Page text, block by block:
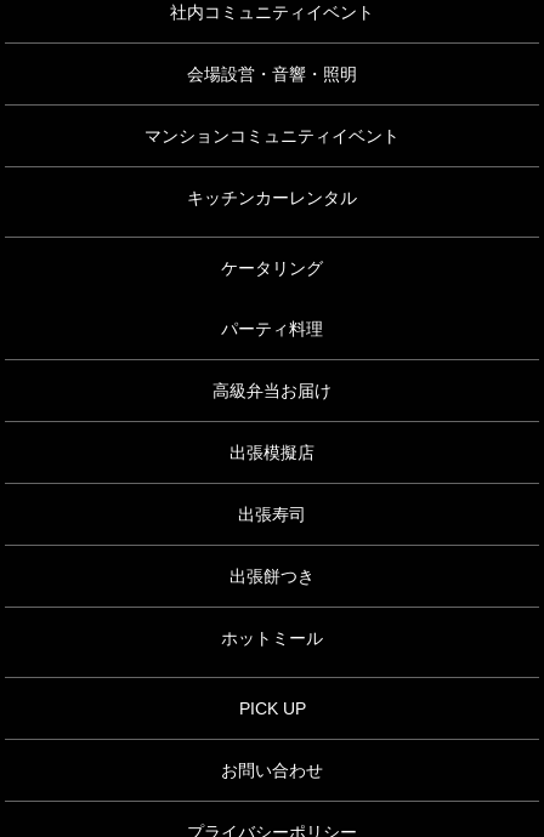
社内コミュニティイベント
会場設営・音響・照明
マンションコミュニティイベント
キッチンカーレンタル
ケータリング
パーティ料理
高級弁当お届け
出張模擬店
出張寿司
出張餅つき
ホットミール
PICK UP
お問い合わせ
プライバシーポリシー